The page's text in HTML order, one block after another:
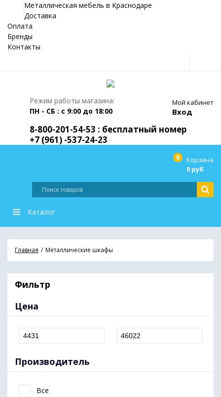
Металлическая мебель в Краснодаре
Доставка
Оплата
Бренды
Контакты
Мой кабинет
Вход
Режим работы магазина:
ПН - СБ : с 9:00 до 18:00
8-800-201-54-53 : бесплатный номер
+7 (961) -537-24-23
0
Корзина
0 руб
Каталог
Главная Металлические шкафы
Фильтр
Цена
Производитель
Все